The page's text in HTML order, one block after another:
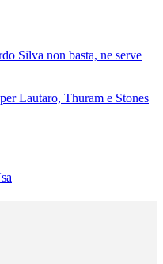
Silva non basta, ne serve
Lautaro, Thuram e Stones